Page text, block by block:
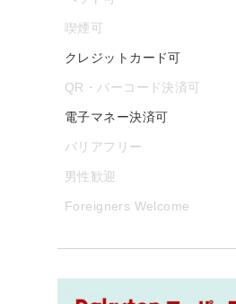
喫煙可
クレジットカード可
QR・バーコード決済可
電子マネー決済可
バリアフリー
男性歓迎
Foreigners Welcome